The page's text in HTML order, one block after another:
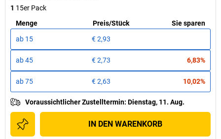
1 15er Pack
Menge
Preis/Stück
Sie sparen
ab 15 € 2,93
ab45 € 2,73 6,83%
ab75 € 2,63 10,02%
Voraussichtlicher Zustelltermin: Dienstag, 11. Aug.
IN DEN WARENKORB